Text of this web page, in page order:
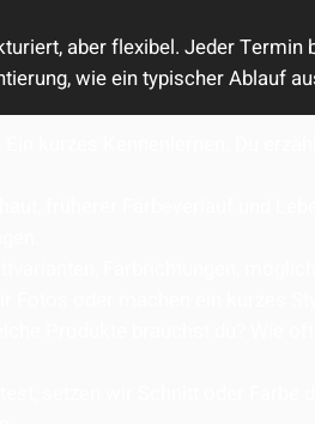
aber flexibel. Jeder
wie ein typischer Ablauf